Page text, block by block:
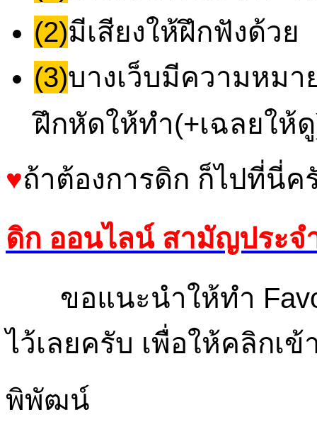
(2)มีเสียงให้ฝึกฟังด้วย
(3)บางเว็บมีความหม
ฝึกหัดให้ทำ(+เฉลยให้
♥ถ้าต้องการดิก ก็ไปที่นี่ค
ดิก ออนไลน์ สามัญประจ
ขอแนะนำให้ทำ
ไว้เลยครับ เพื่อให้คลิกเ
พิพัฒน์